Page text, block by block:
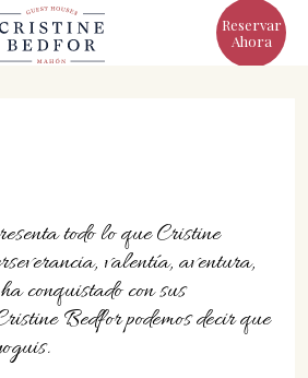
Reservar
Ahora
todo lo que Cristine
valentía, aventura,
conquistado con sus
Bedfor podemos decir que